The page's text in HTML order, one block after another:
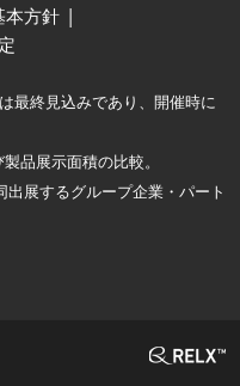
本方針
最終見込みであり、開催時に
品展示面積の比較。
展するグループ企業・パート